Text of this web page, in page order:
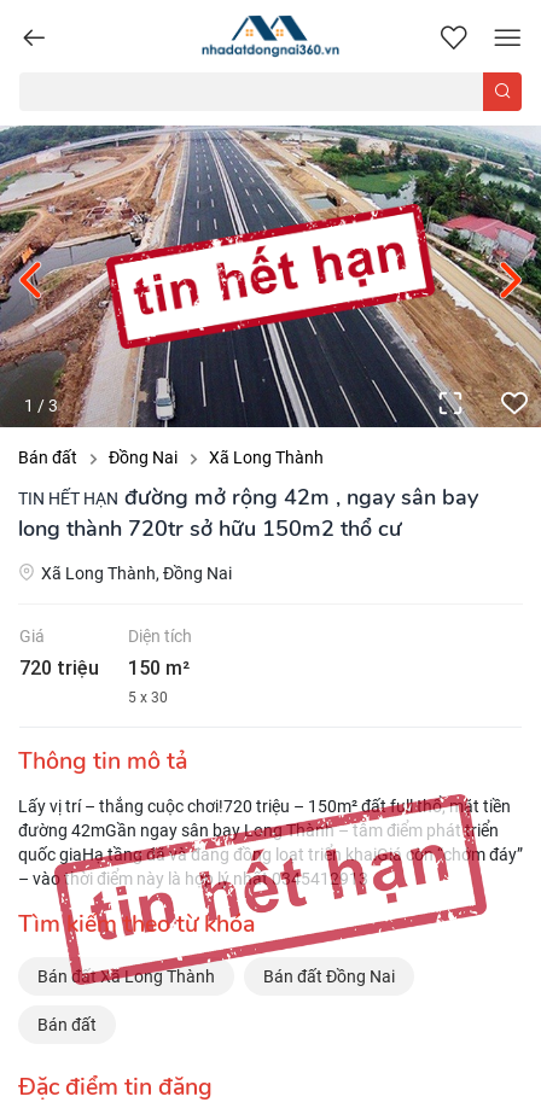
nhadatdongnai360.vn
1 /3
Bán đất Đồng Nai Xã Long Thành
TIN HẾT HẠN đường mở rộng 42m , ngay sân bay
long thành 720tr sở hữu 150m2 thổ cư
Xã Long Thành, Đồng Nai
Giá
720 triệu
Diện tích
150 m²
5 x 30
Thông tin mô tả
Lấy vị trí – thắng cuộc chơi!720 triệu – 150m² đất full thổ, mặt tiền
đường 42mGần ngay sân bay Long Thành – tâm điểm phát triển
quốc giaHạ tầng đã và đang đồng loạt triển khaiGiá còn “chớm đáy”
– vào thời điểm này là hợp lý nhất 0345412913
Tìm kiếm theo từ khóa
Bán đất Xã Long Thành Bán đất Đồng Nai
Bán đất
Đặc điểm tin đăng